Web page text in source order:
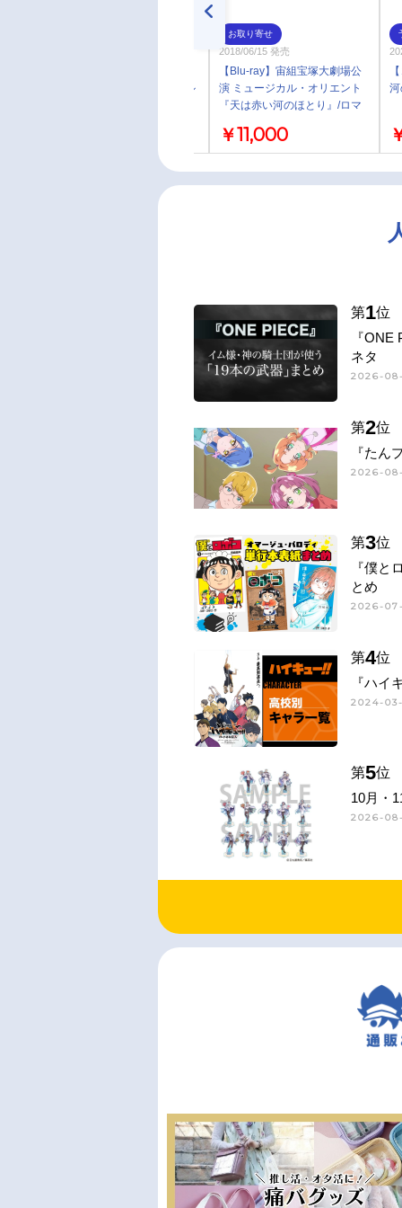
り OP「暁の空」収録シングル
お取り寄せ
2018/06/15 発売
【Blu-ray】宙組宝塚大劇場公
演 ミュージカル・オリエント
『天は赤い河のほとり』/ロマ
の風-Sunrise-』~Special
Version for 20th Anniversary~
￥11,000
第1位
『
ネタ
2026-
第2位
『たん
2026-
第3位
『僕と
とめ
2026-
第4位
『ハイ
2024-
第5位
10月・
2026-